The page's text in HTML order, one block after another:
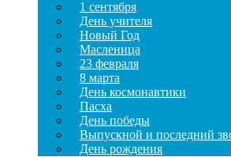
1 сентября
День учителя
Новый Год
Масленица
23 февраля
8 марта
День космонавтики
Пасха
День победы
Выпускной и последний
День рождения